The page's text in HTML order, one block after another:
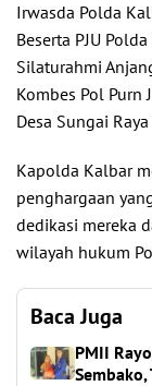
Irwasda Polda
Beserta PJU
Silaturahmi
Kombes Pol Purn
Desa Sungai
Kapolda Kalbar
penghargaan
dedikasi mereka
wilayah hukum
Baca Juga
PMII